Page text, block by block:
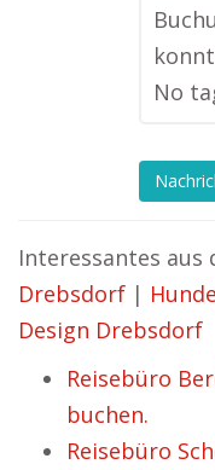
No
Interessantes aus
Drebsdorf |
Design Drebsdorf
Reisebüro
buchen.
Reisebüro